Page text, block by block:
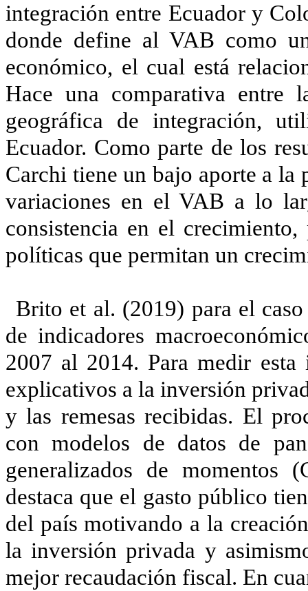
integración entre Ecuador y
donde define al VAB como
económico, el cual está
Hace una comparativa entre
geográfica de integración,
Ecuador. Como parte de los
Carchi tiene un bajo aporte a
variaciones en el VAB a lo
consistencia en el
políticas que permitan un
Brito et al. (2019) para el
de indicadores
2007 al 2014. Para medir
explicativos a la inversión
y las remesas recibidas. El
con modelos de datos de
generalizados de momentos
destaca que el gasto público
del país motivando a la
la inversión privada y
mejor recaudación fiscal. En